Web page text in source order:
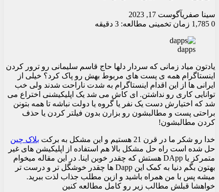
سینا صفریآگوست 17, 2023
0
زمان تخمینی مطالعه: 3 دقیقه
dapps
یادتون میاد زمانی که سردار دلها حاج قاسم سلیمانی رو ترور کردن
اینستاگرام همه ی پست های مربوط بهش رو پاک کرد؟ خیلی از
ایرانی ها از این اقدام اینستاگرام به شدت ناراحت شدند ولی خب
توانایی کاری رو نداشتن. ای کاش می شد یک اپلیکیشنی اختراع می
شد که اختیارش دست یک نفر یا گروه یا دولت نباشه تا همه بتونن
براحتی پست و مطالبشون رو بزارن بدون فیلتر کردن یا حذف
کردن مطالبشون!
خدا رو شکر ما در قرن 21 هستیم و این مشکل به برکت
بلاک چین
حل شده است راه حل مشکل بالا هم استفاده از اپلیکیشن های غیر
متمرکز یا DApp هستش که چقدر خوبن اینا. در این مقاله میخوام
بهتون بگم دنیا به کمک این Dapp ها چقدر خوشگل تر و درست تر
میشه پس با من همراه باشید و ازین مطلب جذاب لذت ببرید.
خواهشا قبلش مطالب زیر رو کامل مطالعه کنین